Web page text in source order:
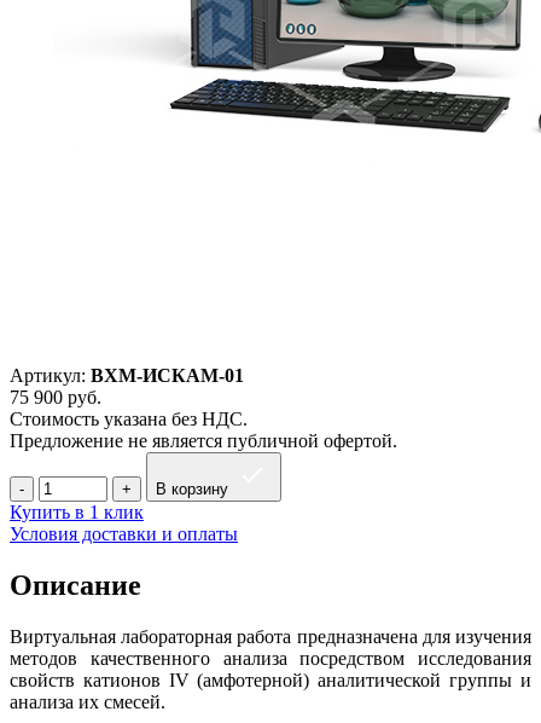
Артикул: ВХМ-ИСКАМ-01
75 900 руб.
Стоимость указана без НДС.
Предложение не является публичной офертой.
В корзину
Купить в 1 клик
Условия доставки и оплаты
Описание
Виртуальная лабораторная работа предназначена для изучения
методов качественного анализа посредством исследования
свойств катионов IV (амфотерной) аналитической группы и
анализа их смесей.